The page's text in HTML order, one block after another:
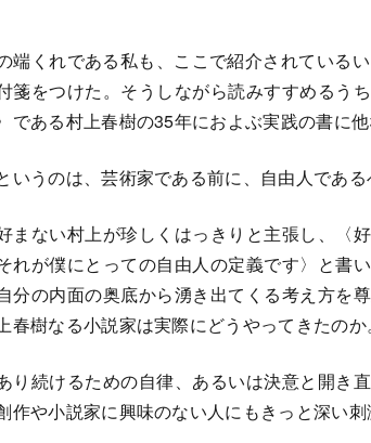
端くれである私も、ここで紹介されている
箋をつけた。そうしながら読みすすめるう
である村上春樹の35年におよぶ実践の書に他
いうのは、芸術家である前に、自由人である
まない村上が珍しくはっきりと主張し、〈
れが僕にとっての自由人の定義です〉と書
分の内面の奥底から湧き出てくる考え方を
春樹なる小説家は実際にどうやってきたの
り続けるための自律、あるいは決意と開き
作や小説家に興味のない人にもきっと深い刺